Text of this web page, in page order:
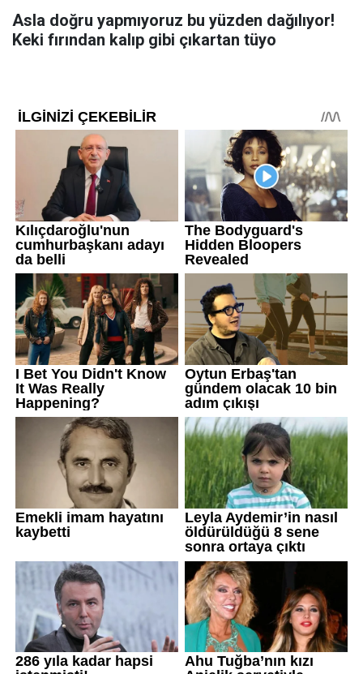
Asla doğru yapmıyoruz bu yüzden dağılıyor!
Keki fırından kalıp gibi çıkartan tüyo